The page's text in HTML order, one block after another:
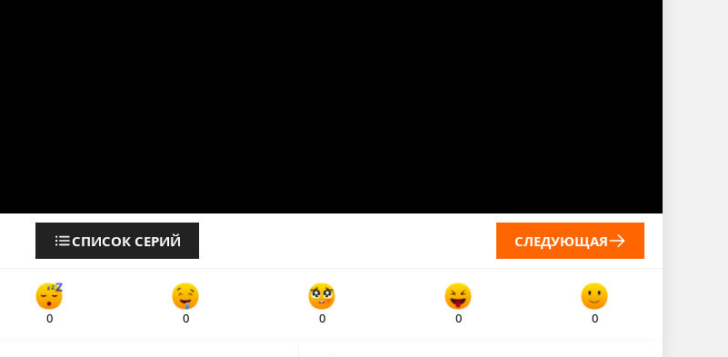
СПИСОК СЕРИЙ СЛЕДУЮЩАЯ
0 0 0 0 0